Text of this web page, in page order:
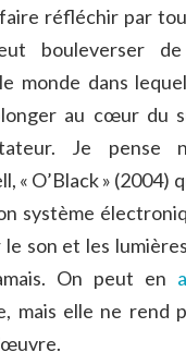
réfléchir par
bouleverser de
monde dans
au cœur du
Je pense
« O’Black » (2004)
système
son et les
On peut en
mais elle ne rend